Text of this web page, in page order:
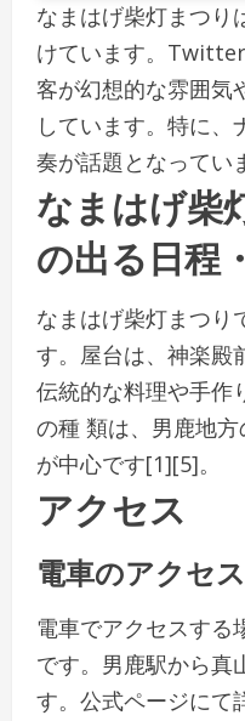
なまはげ柴灯まつり
けています。
客が幻想的な雰囲気
しています。特に、
奏が話題となってい
なまはげ柴
の出る日程
なまはげ柴灯まつり
す。屋台は、神楽殿
伝統的な料理や手作
の種 類は、男鹿地
が中心です[1][5]。
アクセス
電車のアクセス
電車でアクセスする
です。男鹿駅から真
す。公式ページにて